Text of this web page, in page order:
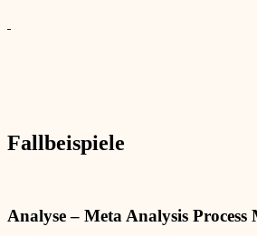
Fallbeispiele
Analyse – Meta Analysis Process